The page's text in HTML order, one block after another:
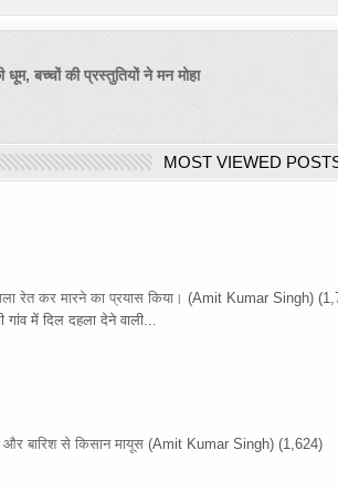
बच्चों की प्रस्तुतियों ने मन मोहा
MOST VIEWED
रेत कर मारने का प्रयास किया। (Amit Kumar Singh)
गांव में दिल दहला देने वाली...
और बारिश से किसान मायूस (Amit Kumar Singh) (1,624)